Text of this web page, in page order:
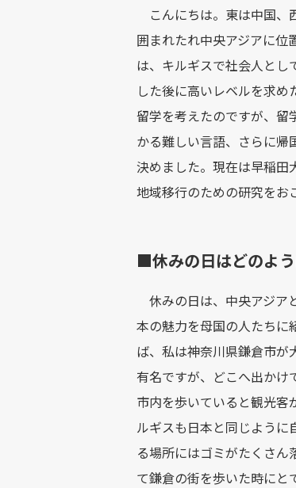
こんにちは。東は中国、
囲まれたれ中央アジアに位
は、キルギスで社会人とし
した後に高いレベルを求
留学を考えたのですが、留
かる難しい言語、さらに帰
決めました。現在は早稲田
地域移行のための研究をお
■休みの日はどのよ
休みの日は、中央アジア
本の魅力を母国の人たちに
ば、私は神奈川県鎌倉市が
有名ですが、どこへ出かけ
市内を歩いていると観光
ルギスも日本と同じように
る場所にはゴミがたくさん
て鎌倉の街を歩いた時にと